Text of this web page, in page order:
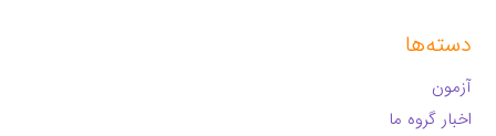
دسته‌ها
آزمون
اخبار گروه ما